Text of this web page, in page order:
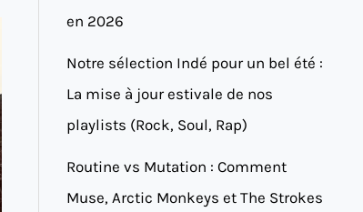
en 2026
Notre sélection Indé pour un bel été :
La mise à jour estivale de nos
playlists (Rock, Soul, Rap)
Routine vs Mutation : Comment
Muse, Arctic Monkeys et The Strokes